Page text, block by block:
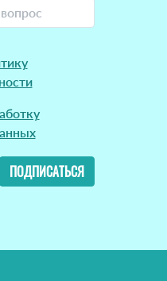
ПОДПИСАТЬСЯ